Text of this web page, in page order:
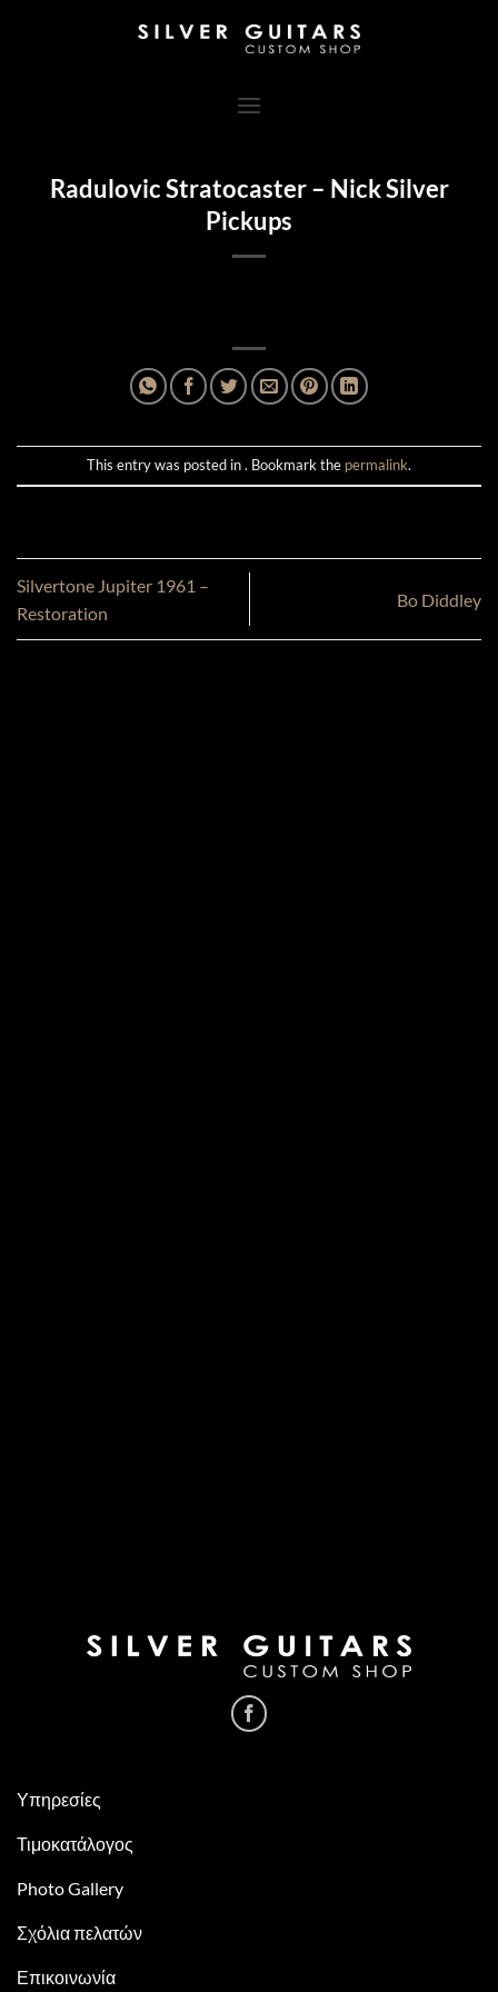
Radulovic Stratocaster – Nick Silver
Pickups
This entry was posted in . Bookmark the permalink.
Silvertone Jupiter 1961 –
Restoration
Bo Diddley
Υπηρεσίες
Τιμοκατάλογος
Photo Gallery
Σχόλια πελατών
Επικοινωνία